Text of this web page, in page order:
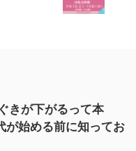
きが下がるって本
始める前に知ってお